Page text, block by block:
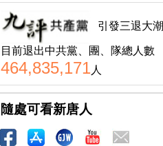
引發三退大潮
目前退出中共黨、團、隊總人數
464,835,171人
隨處可看新唐人